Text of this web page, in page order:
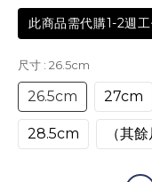
此商品需代購1-2週
尺寸 : 26.5cm
26.5cm 27cm
28.5cm （其